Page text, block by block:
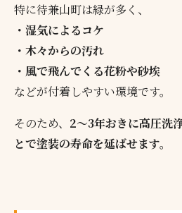
特に待兼山町は緑が多く、
・湿気によるコケ
・木々からの汚れ
・風で飛んでくる花粉や砂埃
などが付着しやすい環境です。
そのため、 2〜3年おきに高圧洗
とで塗装の寿命を延ばせます。